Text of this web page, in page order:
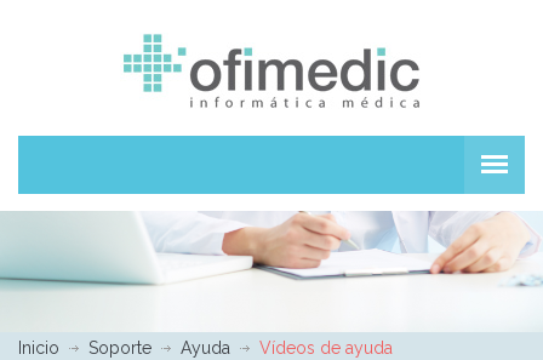
Inicio Soporte Ayuda Vídeos de ayuda